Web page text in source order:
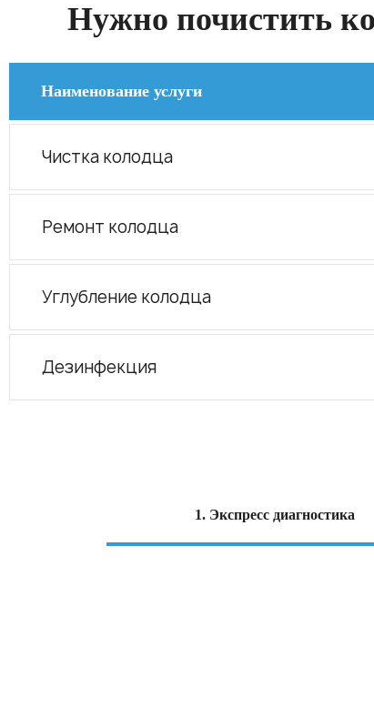
Нужно почистить
Наименование услуги
Чистка колодца
Ремонт колодца
Углубление колодца
Дезинфекция
1. Экспресс диагностика